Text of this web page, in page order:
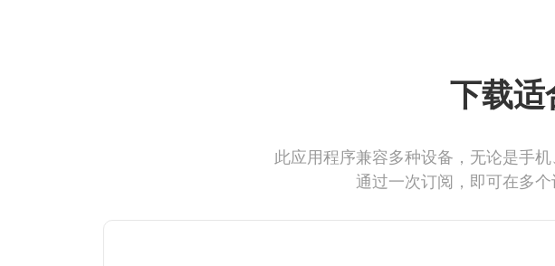
下载
此应用程序兼容多种设备，无论是手
通过一次订阅，即可在多